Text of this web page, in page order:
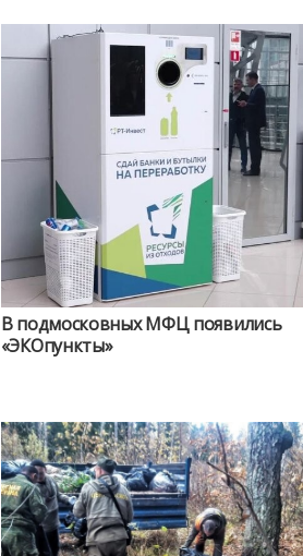
В подмосковных МФЦ появились
«ЭКОпункты»